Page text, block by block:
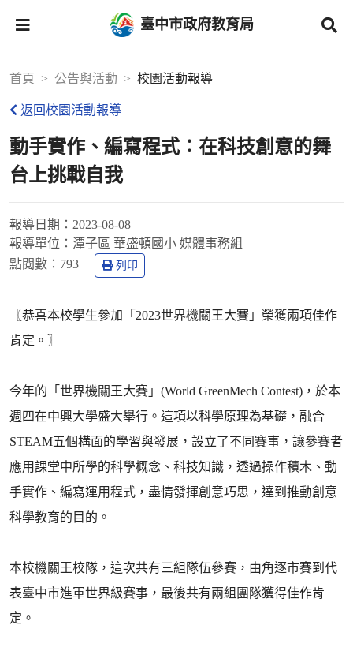
臺中市政府教育局
首頁 公告與活動 校園活動報導
返回校園活動報導
動手實作、編寫程式：在科技創意的舞
台上挑戰自我
報導日期： 2023-08-08
報導單位： 潭子區 華盛頓國小 媒體事務組
點閱數： 793 列印
〖恭喜本校學生參加「2023世界機關王大賽」榮獲兩項佳作
肯定。〗
今年的「世界機關王大賽」(World GreenMech Contest)，於本
週四在中興大學盛大舉行。這項以科學原理為基礎，融合
STEAM五個構面的學習與發展，設立了不同賽事，讓參賽者
應用課堂中所學的科學概念、科技知識，透過操作積木、動
手實作、編寫運用程式，盡情發揮創意巧思，達到推動創意
科學教育的目的。
本校機關王校隊，這次共有三組隊伍參賽，由角逐市賽到代
表臺中市進軍世界級賽事，最後共有兩組團隊獲得佳作肯
定。